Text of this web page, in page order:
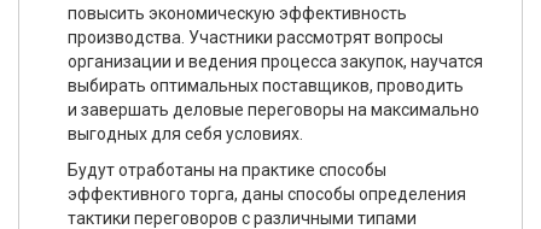
повысить экономическую эффективность
производства. Участники рассмотрят вопросы
организации и ведения процесса закупок, научатся
выбирать оптимальных поставщиков, проводить
и завершать деловые переговоры на максимально
выгодных для себя условиях.
Будут отработаны на практике способы
эффективного торга, даны способы определения
тактики переговоров с различными типами